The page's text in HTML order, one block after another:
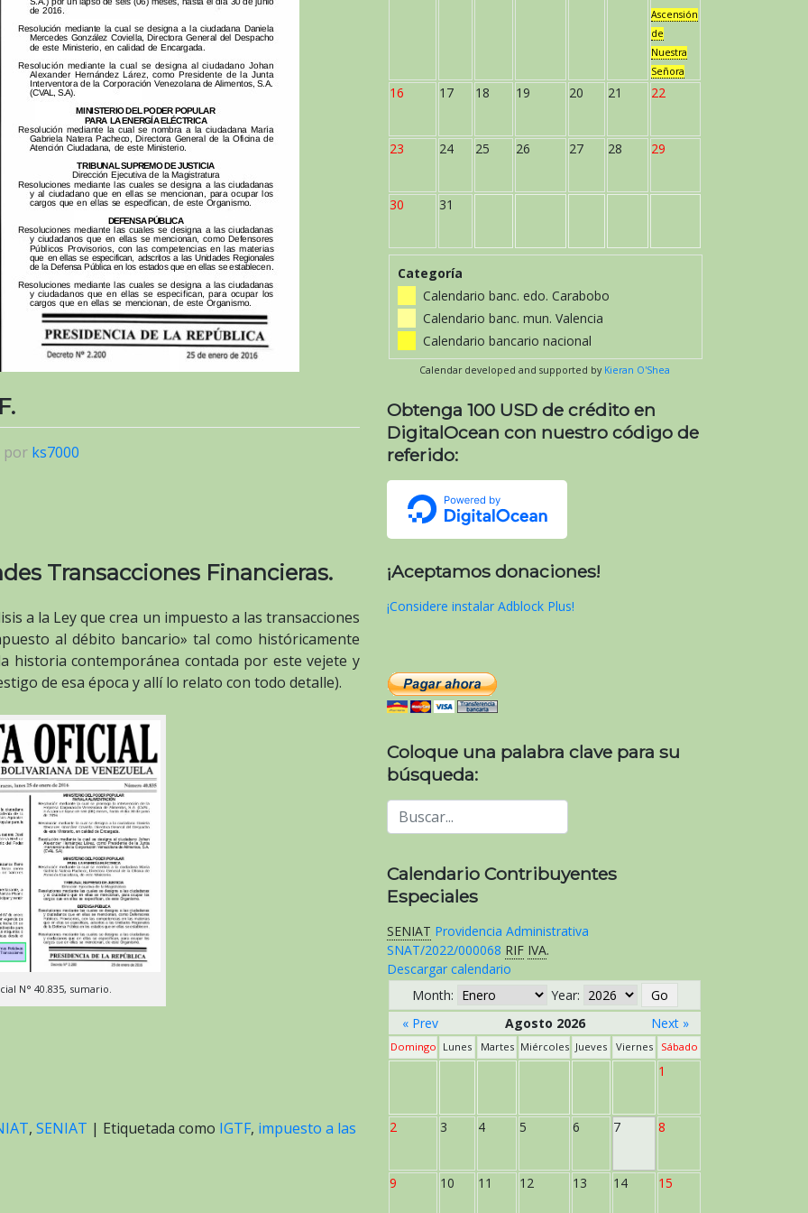
por ks7000
Transacciones Financieras.
a la Ley que crea un impuesto a las transacciones
al débito bancario» tal como históricamente
historia contemporánea contada por este vejete y
de esa época y allí lo relato con todo detalle).
N° 40.835, sumario.
, SENIAT | Etiquetada como IGTF, impuesto a las
Ascensión
de
Nuestra
Señora
16 17 18 19 20 21 22
23 24 25 26 27 28 29
30 31
Categoría
Calendario banc. edo. Carabobo
Calendario banc. mun. Valencia
Calendario bancario nacional
Calendar developed and supported by Kieran O'Shea
Obtenga 100 USD de crédito en
DigitalOcean con nuestro código de
referido:
¡Aceptamos donaciones!
¡Considere instalar Adblock Plus!
Coloque una palabra clave para su
búsqueda:
Calendario Contribuyentes
Especiales
SENIAT Providencia Administrativa
SNAT/2022/000068 RIF IVA.
Descargar calendario
Month:
Year:
« Prev
Agosto 2026 Next »
Domingo Lunes Martes Miércoles Jueves Viernes Sábado
1
2 3 4 5 6 7 8
9 10 11 12 13 14 15